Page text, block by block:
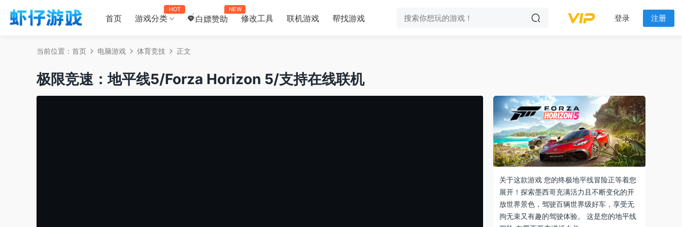
首页 游戏分类
HOT
白嫖赞助
NEW
修改工具 联机游戏 帮找游戏 登录 注册
当前位置： 首页 电脑游戏 体育竞技 正文
极限竞速：地平线5/Forza Horizon 5/支持在线联机
关于这款游戏 您的终极地平线冒险正等着您
展开！探索墨西哥充满活力且不断变化的开
放世界景色，驾驶百辆世界级好车，享受无
拘无束又有趣的驾驶体验。 这是您的地平线